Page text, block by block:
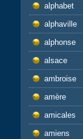
alphabet
alphaville
alphonse
alsace
ambroise
amère
amicales
amiens